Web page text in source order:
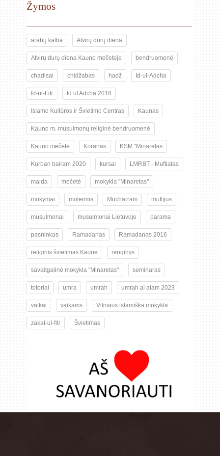
Žymos
arabų kalba Atvirų durų diena
Atvirų durų diena Kauno mečetėje bendruomenė
chadisai chidžabas hadž Id-ul-Adcha
Id-ul-Fitr Id ul Adcha 2018
Islamo Kultūros ir Švietimo Centras Kaunas
Kauno m. musulmonų religinė bendruomenė
Kauno mečetė Koranas KSM "Minaretas
Kurban bairam 2020 kursai LMRBT - Muftiatas
malda mečetė mokykla "Minaretas"
mokymai moterims Mucharram muftijus
musulmonai musulmonai Lietuvoje parama
pasninkas Ramadanas Ramadanas 2016
religinis švietimas Kaune renginys
savaitgalinė mokykla "Minaretas" seminaras
totoriai umra umrah umrah al alam 2023
vaikai vaikams Vilniaus islamiška mokykla
zakat-ul-fitr Švietimas